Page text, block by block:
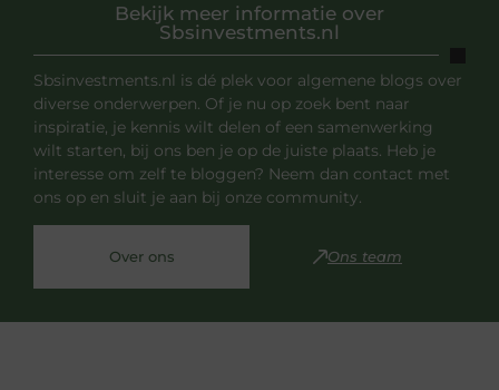
Bekijk meer informatie over
Sbsinvestments.nl
Sbsinvestments.nl is dé plek voor algemene blogs over
diverse onderwerpen. Of je nu op zoek bent naar
inspiratie, je kennis wilt delen of een samenwerking
wilt starten, bij ons ben je op de juiste plaats. Heb je
interesse om zelf te bloggen? Neem dan contact met
ons op en sluit je aan bij onze community.
Over ons Ons team